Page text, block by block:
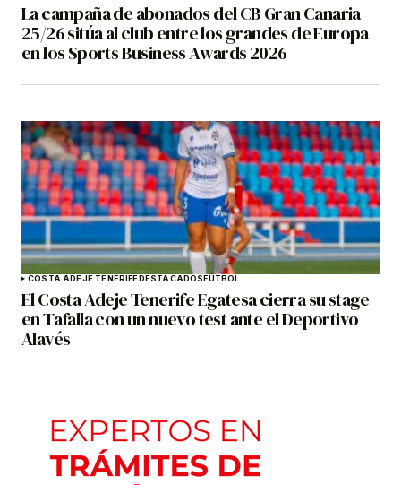
La campaña de abonados del CB Gran Canaria
25/26 sitúa al club entre los grandes de Europa
en los Sports Business Awards 2026
COSTA ADEJE TENERIFEDESTACADOSFÚTBOL
El Costa Adeje Tenerife Egatesa cierra su stage
en Tafalla con un nuevo test ante el Deportivo
Alavés